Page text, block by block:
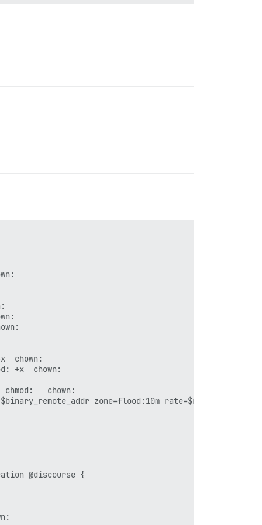
chown:
+x  chown:
chown:
zone=flood:10m
@discourse {